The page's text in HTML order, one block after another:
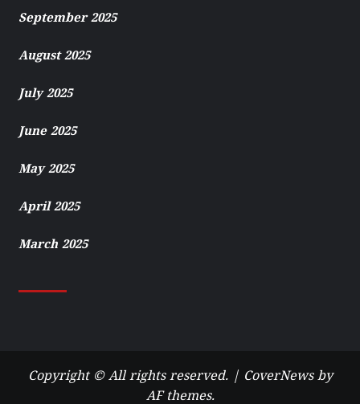
September 2025
August 2025
July 2025
June 2025
May 2025
April 2025
March 2025
Copyright © All rights reserved. | CoverNewsby
AF themes.